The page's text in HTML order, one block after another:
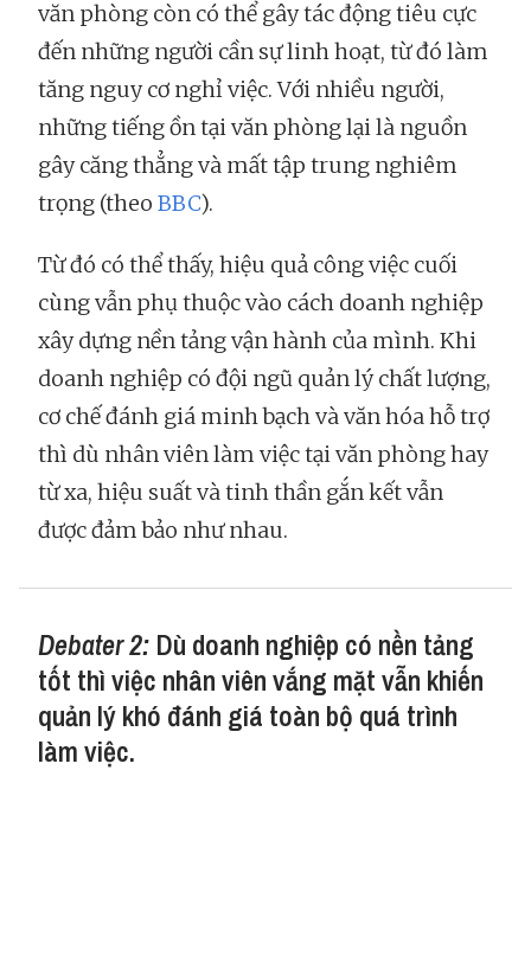
văn phòng còn có thể gây tác động tiêu cực
đến những người cần sự linh hoạt, từ đó làm
tăng nguy cơ nghỉ việc. Với nhiều người,
những tiếng ồn tại văn phòng lại là nguồn
gây căng thẳng và mất tập trung nghiêm
trọng (theo BBC).
Từ đó có thể thấy, hiệu quả công việc cuối
cùng vẫn phụ thuộc vào cách doanh nghiệp
xây dựng nền tảng vận hành của mình. Khi
doanh nghiệp có đội ngũ quản lý chất lượng,
cơ chế đánh giá minh bạch và văn hóa hỗ trợ
thì dù nhân viên làm việc tại văn phòng hay
từ xa, hiệu suất và tinh thần gắn kết vẫn
được đảm bảo như nhau.
Debater 2: Dù doanh nghiệp có nền tảng
tốt thì việc nhân viên vắng mặt vẫn khiến
quản lý khó đánh giá toàn bộ quá trình
làm việc.